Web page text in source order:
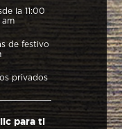
la 11:00
de festivo
privados
para ti